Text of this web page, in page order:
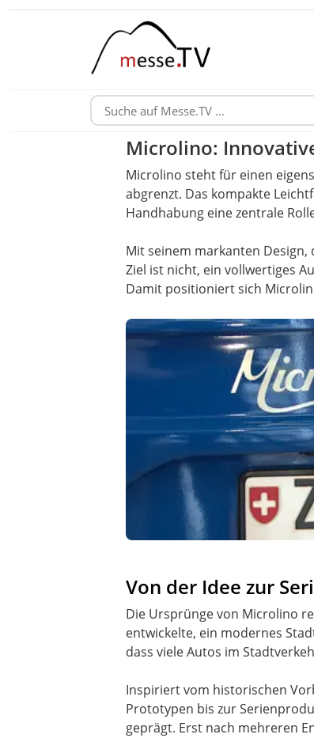
Microlino:
Microlino steht für einen
abgrenzt. Das kompakte
Handhabung eine zentrale
Mit seinem markanten
Ziel ist nicht, ein vollwertiges
Damit positioniert sich
Von der Idee zur
Die Ursprünge von Microlino
entwickelte, ein modernes
dass viele Autos im
Inspiriert vom historischen
Prototypen bis zur
geprägt. Erst nach mehreren